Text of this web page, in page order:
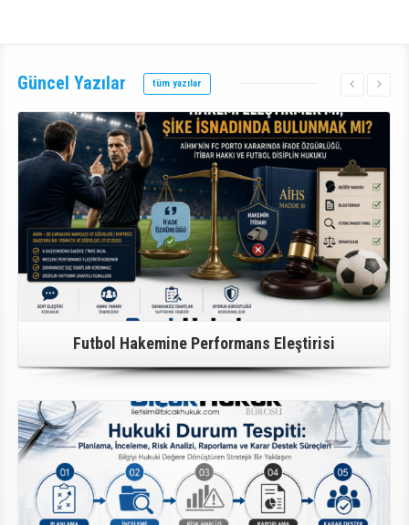
Güncel Yazılar tüm yazılar
Detaylı Bilgi
Futbol Hakemine Performans Eleştirisi
Detaylı Bilgi